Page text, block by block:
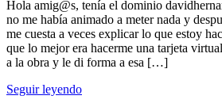
Hola amig@s, tenía el dominio
no me había animado a meter nada y
me cuesta a veces explicar lo que estoy
que lo mejor era hacerme una tarjeta
a la obra y le di forma a esa […]
Seguir leyendo